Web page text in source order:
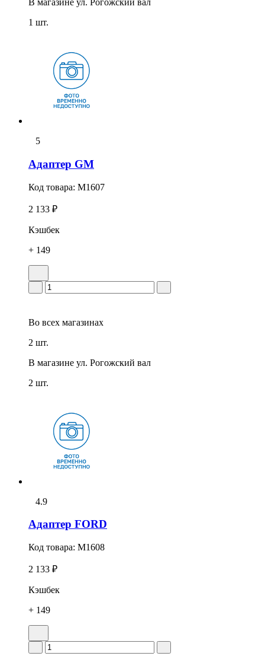
В магазине ул. Рогожский вал
1 шт.
5
Адаптер GM
Код товара: M1607
2 133 ₽
Кэшбек
+ 149
Во всех магазинах
2 шт.
В магазине ул. Рогожский вал
2 шт.
4.9
Адаптер FORD
Код товара: M1608
2 133 ₽
Кэшбек
+ 149